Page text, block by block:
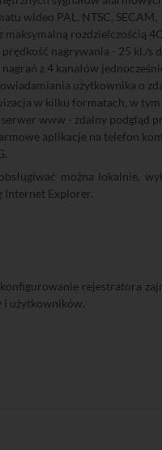
wideo PAL, NTSC, SECAM,
maksymalną rozdzielczością
nagrywania - 25 kl./s
z 4 kanałów
użytkownika o
w kilku formatach, w tym
www - zdalny podgląd
aplikacje na telefon
można lokalnie,
Internet Explorer.
rejestratora
i użytkowników.